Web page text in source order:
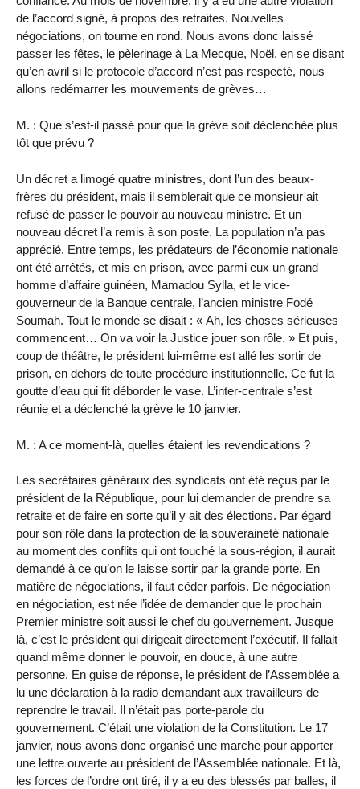
de l’accord signé, à propos des retraites. Nouvelles
négociations, on tourne en rond. Nous avons donc laissé
passer les fêtes, le pèlerinage à La Mecque, Noël, en se disant
qu’en avril si le protocole d’accord n’est pas respecté, nous
allons redémarrer les mouvements de grèves…
M. : Que s’est-il passé pour que la grève soit déclenchée plus
tôt que prévu ?
Un décret a limogé quatre ministres, dont l’un des beaux-
frères du président, mais il semblerait que ce monsieur ait
refusé de passer le pouvoir au nouveau ministre. Et un
nouveau décret l’a remis à son poste. La population n’a pas
apprécié. Entre temps, les prédateurs de l’économie nationale
ont été arrêtés, et mis en prison, avec parmi eux un grand
homme d’affaire guinéen, Mamadou Sylla, et le vice-
gouverneur de la Banque centrale, l’ancien ministre Fodé
Soumah. Tout le monde se disait : « Ah, les choses sérieuses
commencent… On va voir la Justice jouer son rôle. » Et puis,
coup de théâtre, le président lui-même est allé les sortir de
prison, en dehors de toute procédure institutionnelle. Ce fut la
goutte d’eau qui fit déborder le vase. L’inter-centrale s’est
réunie et a déclenché la grève le 10 janvier.
M. : A ce moment-là, quelles étaient les revendications ?
Les secrétaires généraux des syndicats ont été reçus par le
président de la République, pour lui demander de prendre sa
retraite et de faire en sorte qu’il y ait des élections. Par égard
pour son rôle dans la protection de la souveraineté nationale
au moment des conflits qui ont touché la sous-région, il aurait
demandé à ce qu’on le laisse sortir par la grande porte. En
matière de négociations, il faut céder parfois. De négociation
en négociation, est née l’idée de demander que le prochain
Premier ministre soit aussi le chef du gouvernement. Jusque
là, c’est le président qui dirigeait directement l’exécutif. Il fallait
quand même donner le pouvoir, en douce, à une autre
personne. En guise de réponse, le président de l’Assemblée a
lu une déclaration à la radio demandant aux travailleurs de
reprendre le travail. Il n’était pas porte-parole du
gouvernement. C’était une violation de la Constitution. Le 17
janvier, nous avons donc organisé une marche pour apporter
une lettre ouverte au président de l’Assemblée nationale. Et là,
les forces de l’ordre ont tiré, il y a eu des blessés par balles, il